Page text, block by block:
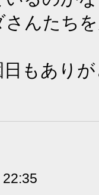
さんたち
もあり
22:35